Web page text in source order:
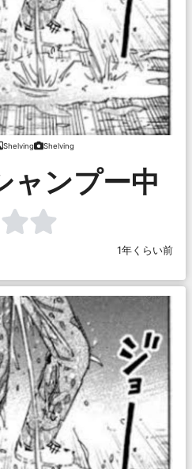
Shelving Shelving
ャンプー中
1年くらい前